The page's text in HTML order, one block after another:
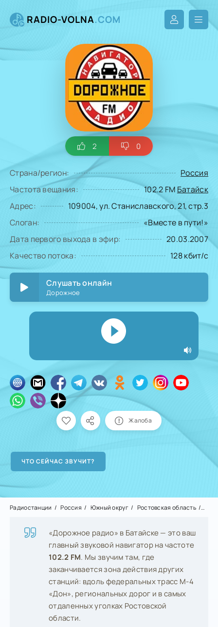
RADIO-VOLNA.COM
2 0
Страна/регион:
Россия
Частота вещания:
102.2 FM Батайск
Адрес:
109004, ул. Станиславского, 21, стр.3
Слоган:
«Вместе в пути!»
Дата первого выхода в эфир:
20.03.2007
Качество потока:
128 кбит/с
Слушать онлайн
Дорожное
Жалоба
Радиостанции Россия Южный округ Ростовская область
«Дорожное радио» в Батайске — это ваш
главный звуковой навигатор на частоте
102.2 FM. Мы звучим там, где
заканчивается зона действия других
станций: вдоль федеральных трасс М-4
«Дон», региональных дорог и в самых
отдаленных уголках Ростовской
области.